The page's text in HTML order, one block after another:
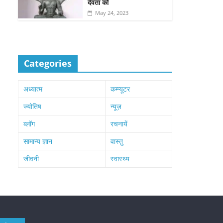
देवता को
May 24, 2023
Categories
अध्यात्म
कम्प्यूटर
ज्योतिष
न्यूज़
ब्लॉग
रचनायें
सामान्य ज्ञान
वास्तु
जीवनी
स्वास्थ्य